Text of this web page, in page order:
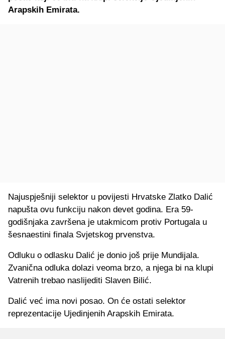
Arapskih Emirata.
Najuspješniji selektor u povijesti Hrvatske Zlatko Dalić
napušta ovu funkciju nakon devet godina. Era 59-
godišnjaka završena je utakmicom protiv Portugala u
šesnaestini finala Svjetskog prvenstva.
Odluku o odlasku Dalić je donio još prije Mundijala.
Zvanična odluka dolazi veoma brzo, a njega bi na klupi
Vatrenih trebao naslijediti Slaven Bilić.
Dalić već ima novi posao. On će ostati selektor
reprezentacije Ujedinjenih Arapskih Emirata.